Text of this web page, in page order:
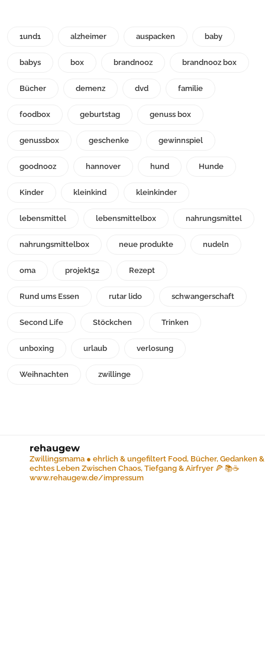
1und1 alzheimer auspacken baby
babys box brandnooz brandnooz box
Bücher demenz dvd familie
foodbox geburtstag genuss box
genussbox geschenke gewinnspiel
goodnooz hannover hund Hunde
Kinder kleinkind kleinkinder
lebensmittel lebensmittelbox nahrungsmittel
nahrungsmittelbox neue produkte nudeln
oma projekt52 Rezept
Rund ums Essen rutar lido schwangerschaft
Second Life Stöckchen Trinken
unboxing urlaub verlosung
Weihnachten zwillinge
rehaugew
Zwillingsmama ● ehrlich & ungefiltert Food, Bücher, Gedanken &
echtes Leben Zwischen Chaos, Tiefgang & Airfryer 🍕 📚☕️
www.rehaugew.de/impressum